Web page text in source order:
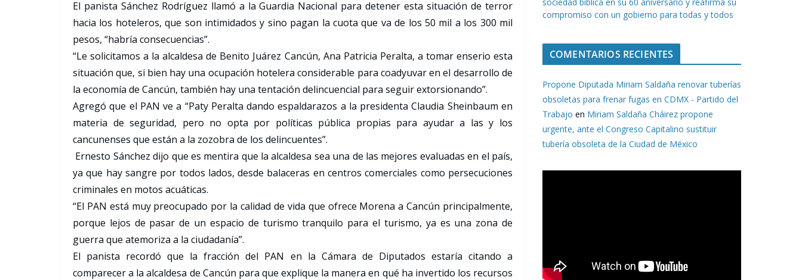
El panista Sánchez Rodríguez llamó a la Guardia Nacional para detener esta situación de terror
hacia los hoteleros, que son intimidados y sino pagan la cuota que va de los 50 mil a los 300 mil
pesos, “habría consecuencias”.
“Le solicitamos a la alcaldesa de Benito Juárez Cancún, Ana Patricia Peralta, a tomar enserio esta
situación que, si bien hay una ocupación hotelera considerable para coadyuvar en el desarrollo de
la economía de Cancún, también hay una tentación delincuencial para seguir extorsionando”.
Agregó que el PAN ve a “Paty Peralta dando espaldarazos a la presidenta Claudia Sheinbaum en
materia de seguridad, pero no opta por políticas pública propias para ayudar a las y los
cancunenses que están a la zozobra de los delincuentes”.
Ernesto Sánchez dijo que es mentira que la alcaldesa sea una de las mejores evaluadas en el país,
ya que hay sangre por todos lados, desde balaceras en centros comerciales como persecuciones
criminales en motos acuáticas.
“El PAN está muy preocupado por la calidad de vida que ofrece Morena a Cancún principalmente,
porque lejos de pasar de un espacio de turismo tranquilo para el turismo, ya es una zona de
guerra que atemoriza a la ciudadanía”.
El panista recordó que la fracción del PAN en la Cámara de Diputados estaría citando a
comparecer a la alcaldesa de Cancún para que explique la manera en qué ha invertido los recursos
compromiso con un gobierno para todas y todos
COMENTARIOS RECIENTES
Propone Diputada Miriam Saldaña renovar tuberías
obsoletas para frenar fugas en CDMX - Partido del
Trabajo en Miriam Saldaña Cháirez propone
urgente, ante el Congreso Capitalino sustituir
tubería obsoleta de la Ciudad de México